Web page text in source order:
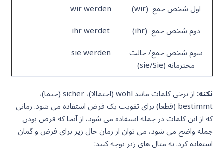
اول شخص جمع (wir) wirwerden
دوم شخص جمع (ihr)
ihrwerdet
سوم شخص جمع/ حالت
محترمانه (sie/Sie)
siewerden
نکته: از برخی کلمات مانند wohl (احتمالا)، sicher (حتما)،
bestimmt (قطعا) برای تقویت یک فرض استفاده می شود. زمانی
که از این کلمات در جمله استفاده می شود، از آنجا که فرض بودن
جمله واضح می شود، می توان از زمان حال زیر برای فرض و گمان
استفاده کرد. به مثال های زیر توجه کنید: